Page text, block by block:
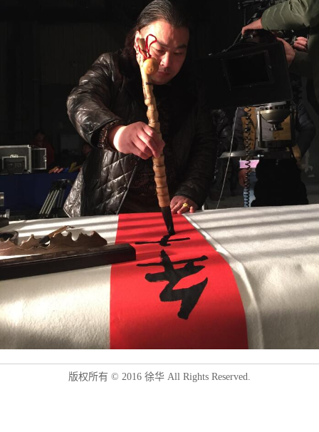
版权所有 © 2016 徐华 All Rights Reserved.